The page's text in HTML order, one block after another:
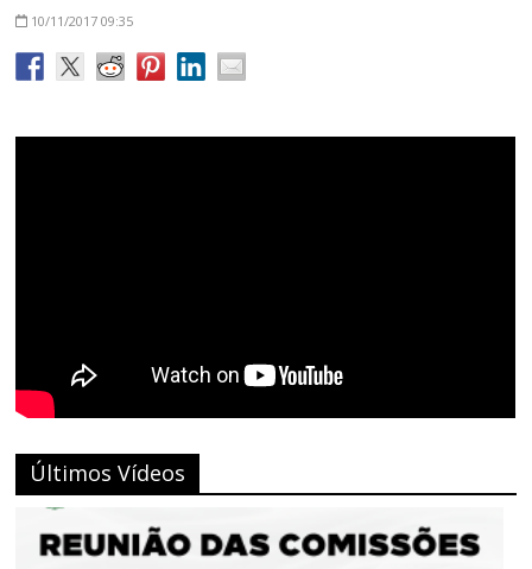
10/11/2017 09:35
Últimos Vídeos